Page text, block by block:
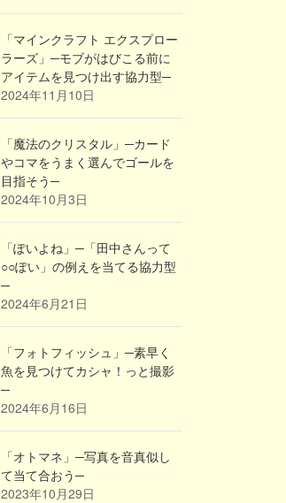
「マインクラフト エクスプロー
ラーズ」─モブがはびこる前に
アイテムを見つけ出す協力型─
2024年11月10日
「魔法のクリスタル」─カード
やコマをうまく選んでゴールを
目指そう─
2024年10月3日
「ぽいよね」─「田中さんって
○○ぽい」の例えを当てる協力型
─
2024年6月21日
「フォトフィッシュ」─素早く
魚を見つけてカシャ！っと撮影
─
2024年6月16日
「オトマネ」─写真を音真似し
て当て合おう─
2023年10月29日